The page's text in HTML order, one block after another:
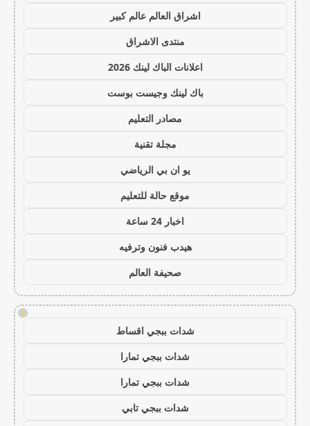
اشراق العالم عالم كبير
منتدى الاشراق
اعلانات الباك لينك 2026
باك لينك وجيست بوست
مصادر التعليم
مجلة تقنية
يو ان بي الرياضي
موقع حالة للتعليم
اخبار 24 ساعة
هيدب فنون وترفيه
صحيفة العالم
!
شدات ببجي اقساط
شدات ببجي تمارا
شدات ببجي تمارا
شدات ببجي تابي